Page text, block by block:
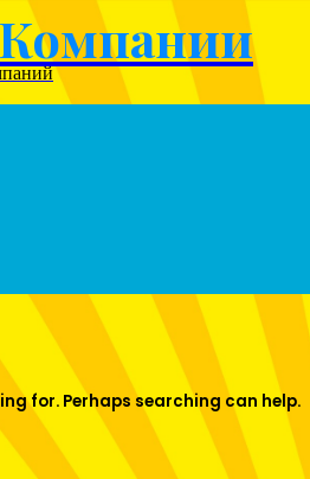
for. Perhaps searching can help.